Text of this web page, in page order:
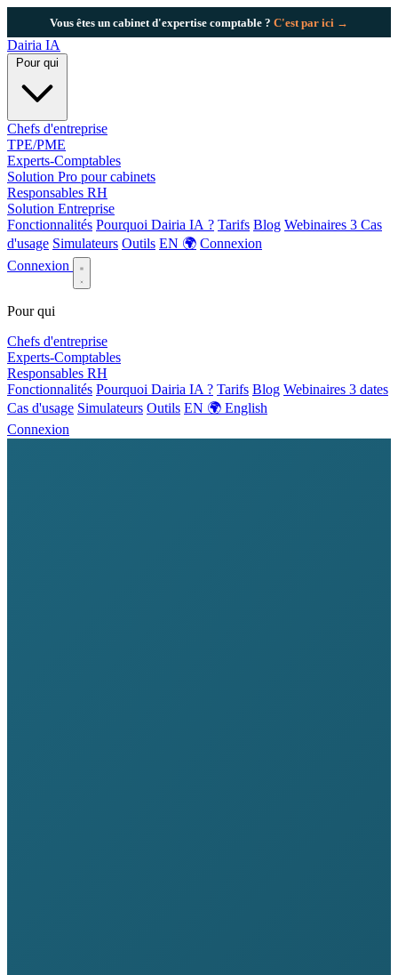
Vous êtes un cabinet d'expertise comptable ? C'est par ici →
Dairia IA
Chefs d'entreprise
TPE/PME
Experts-Comptables
Solution Pro pour cabinets
Responsables RH
Solution Entreprise
Fonctionnalités Pourquoi Dairia IA ? Tarifs Blog Webinaires 3 Cas
d'usage Simulateurs Outils EN 🌍 Connexion
Connexion
Pour qui
Chefs d'entreprise
Experts-Comptables
Responsables RH
Fonctionnalités Pourquoi Dairia IA ? Tarifs Blog Webinaires 3 dates
Cas d'usage Simulateurs Outils EN 🌍 English
Connexion